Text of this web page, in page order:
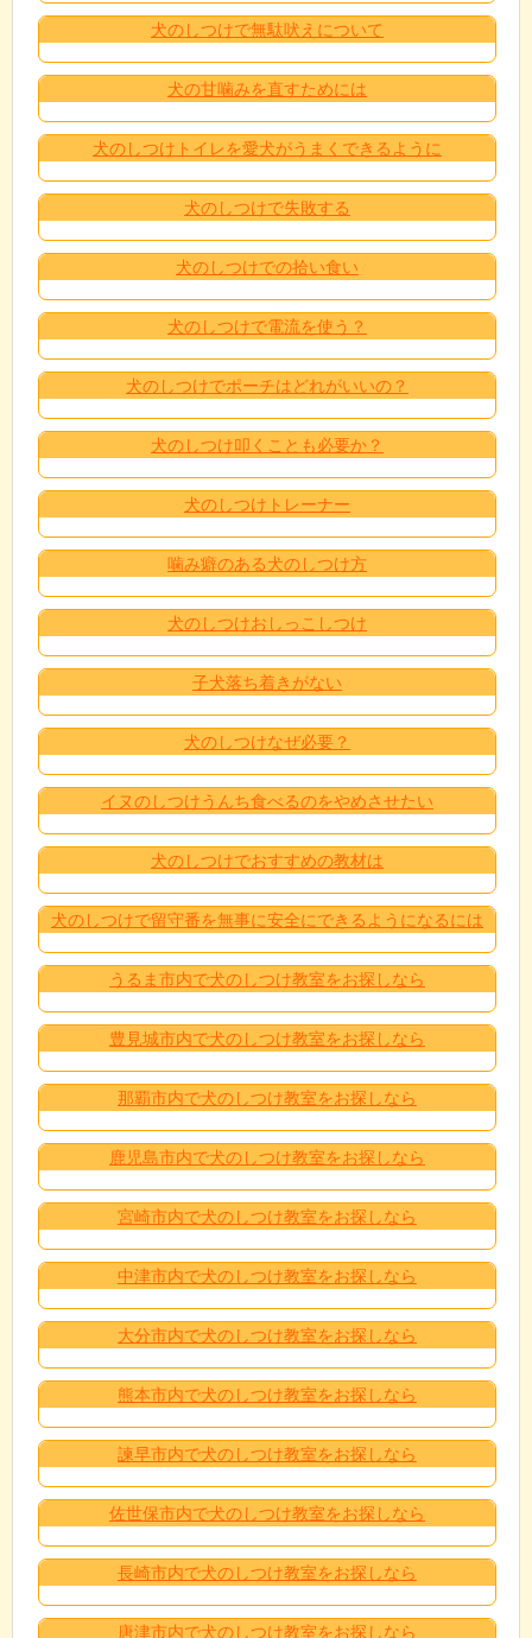
犬のしつけで無駄吠えについて
犬の甘噛みを直すためには
犬のしつけトイレを愛犬がうまくできるように
犬のしつけで失敗する
犬のしつけでの拾い食い
犬のしつけで電流を使う？
犬のしつけでポーチはどれがいいの？
犬のしつけ叩くことも必要か？
犬のしつけトレーナー
噛み癖のある犬のしつけ方
犬のしつけおしっこしつけ
子犬落ち着きがない
犬のしつけなぜ必要？
イヌのしつけうんち食べるのをやめさせたい
犬のしつけでおすすめの教材は
犬のしつけで留守番を無事に安全にできるようになるには
うるま市内で犬のしつけ教室をお探しなら
豊見城市内で犬のしつけ教室をお探しなら
那覇市内で犬のしつけ教室をお探しなら
鹿児島市内で犬のしつけ教室をお探しなら
宮崎市内で犬のしつけ教室をお探しなら
中津市内で犬のしつけ教室をお探しなら
大分市内で犬のしつけ教室をお探しなら
熊本市内で犬のしつけ教室をお探しなら
諫早市内で犬のしつけ教室をお探しなら
佐世保市内で犬のしつけ教室をお探しなら
長崎市内で犬のしつけ教室をお探しなら
唐津市内で犬のしつけ教室をお探しなら